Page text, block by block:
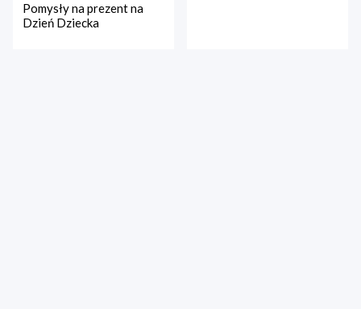
Pomysły na prezent na
Dzień Dziecka